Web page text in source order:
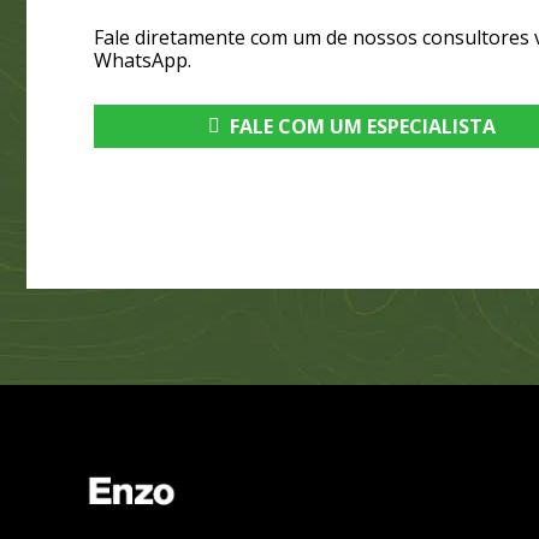
Fale diretamente com um de nossos consultores
WhatsApp.
FALE COM UM ESPECIALISTA